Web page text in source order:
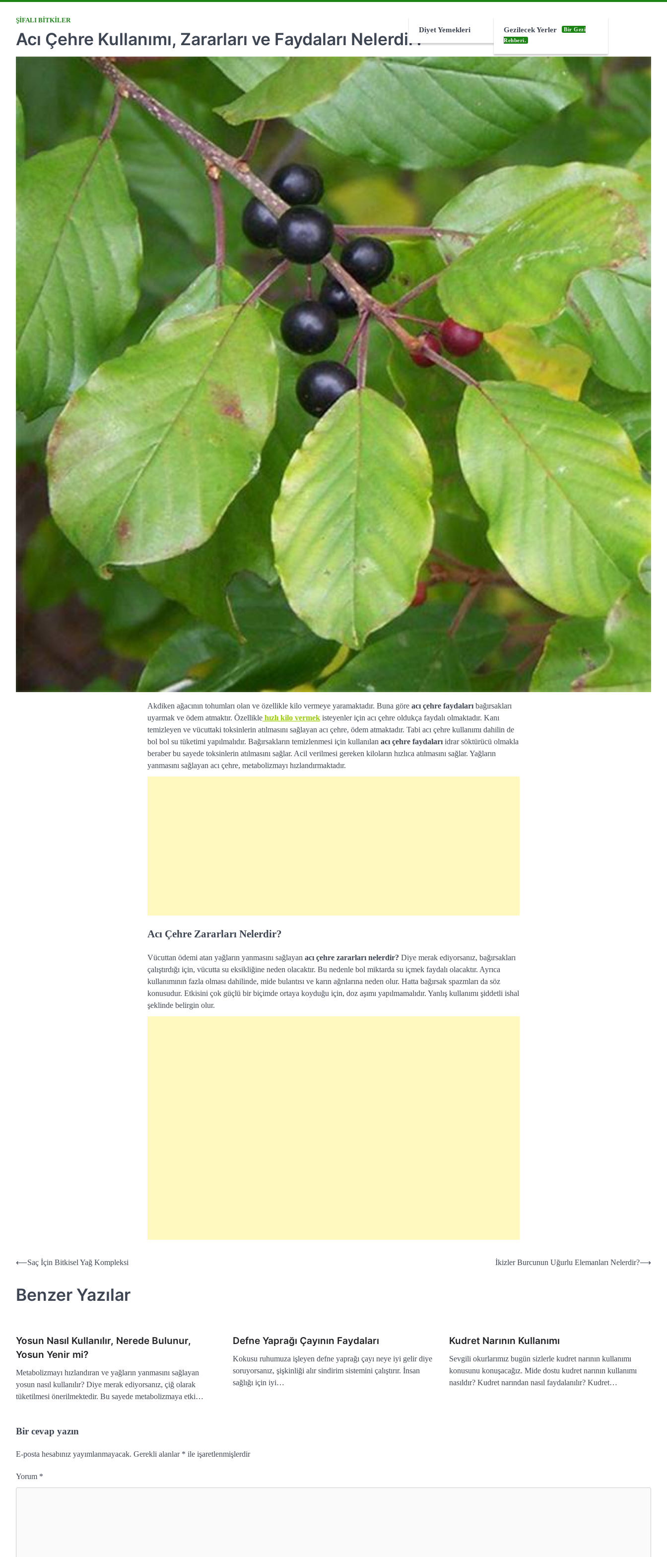
Diyet Yemekleri Gezilecek Yerler
Bir Gezi
Rehberi.
ŞIFALI BITKILER
Acı Çehre Kullanımı, Zararları ve Faydaları Nelerdir?
Akdiken ağacının tohumları olan ve özellikle kilo vermeye yaramaktadır. Buna göre acı çehre faydaları bağırsakları
uyarmak ve ödem atmaktır. Özellikle hızlı kilo vermek isteyenler için acı çehre oldukça faydalı olmaktadır. Kanı
temizleyen ve vücuttaki toksinlerin atılmasını sağlayan acı çehre, ödem atmaktadır. Tabi acı çehre kullanımı dahilin de
bol bol su tüketimi yapılmalıdır. Bağırsakların temizlenmesi için kullanılan acı çehre faydaları idrar söktürücü olmakla
beraber bu sayede toksinlerin atılmasını sağlar. Acil verilmesi gereken kiloların hızlıca atılmasını sağlar. Yağların
yanmasını sağlayan acı çehre, metabolizmayı hızlandırmaktadır.
Acı Çehre Zararları Nelerdir?
Vücuttan ödemi atan yağların yanmasını sağlayan acı çehre zararları nelerdir? Diye merak ediyorsanız, bağırsakları
çalıştırdığı için, vücutta su eksikliğine neden olacaktır. Bu nedenle bol miktarda su içmek faydalı olacaktır. Ayrıca
kullanımının fazla olması dahilinde, mide bulantısı ve karın ağrılarına neden olur. Hatta bağırsak spazmları da söz
konusudur. Etkisini çok güçlü bir biçimde ortaya koyduğu için, doz aşımı yapılmamalıdır. Yanlış kullanımı şiddetli ishal
şeklinde belirgin olur.
Yazı
⟵Saç İçin Bitkisel Yağ Kompleksi İkizler Burcunun Uğurlu Elemanları Nelerdir?⟶
Benzer Yazılar
Yosun Nasıl Kullanılır, Nerede Bulunur,
Yosun Yenir mi?
Metabolizmayı hızlandıran ve yağların yanmasını sağlayan
yosun nasıl kullanılır? Diye merak ediyorsanız, çiğ olarak
tüketilmesi önerilmektedir. Bu sayede metabolizmaya etki…
Defne Yaprağı Çayının Faydaları
Kokusu ruhumuza işleyen defne yaprağı çayı neye iyi gelir diye
soruyorsanız, şişkinliği alır sindirim sistemini çalıştırır. İnsan
sağlığı için iyi…
Kudret Narının Kullanımı
Sevgili okurlarımız bugün sizlerle kudret narının kullanımı
konusunu konuşacağız. Mide dostu kudret narının kullanımı
nasıldır? Kudret narından nasıl faydalanılır? Kudret…
Bir cevap yazın
E-posta hesabınız yayımlanmayacak. Gerekli alanlar * ile işaretlenmişlerdir
Yorum *